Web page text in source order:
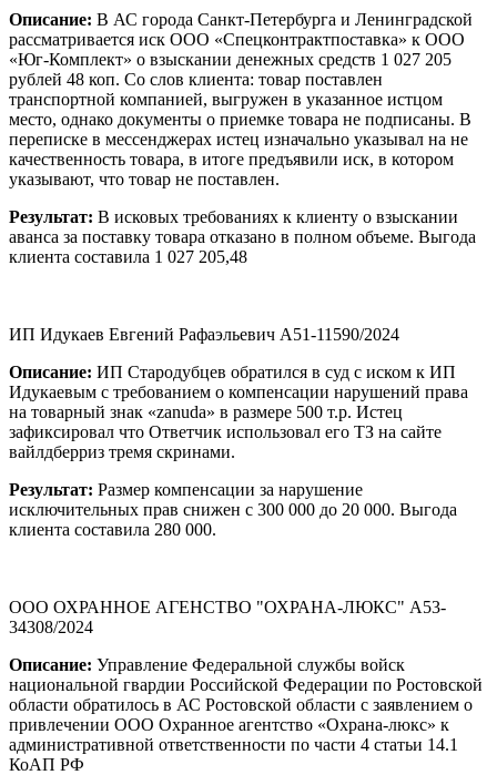
Описание: В АС города Санкт-Петербурга и Ленинградской
рассматривается иск ООО «Спецконтрактпоставка» к ООО
«Юг-Комплект» о взыскании денежных средств 1 027 205
рублей 48 коп. Со слов клиента: товар поставлен
транспортной компанией, выгружен в указанное истцом
место, однако документы о приемке товара не подписаны. В
переписке в мессенджерах истец изначально указывал на не
качественность товара, в итоге предъявили иск, в котором
указывают, что товар не поставлен.
Результат: В исковых требованиях к клиенту о взыскании
аванса за поставку товара отказано в полном объеме. Выгода
клиента составила 1 027 205,48
ИП Идукаев Евгений Рафаэльевич А51-11590/2024
Описание: ИП Стародубцев обратился в суд с иском к ИП
Идукаевым с требованием о компенсации нарушений права
на товарный знак «zanuda» в размере 500 т.р. Истец
зафиксировал что Ответчик использовал его ТЗ на сайте
вайлдберриз тремя скринами.
Результат: Размер компенсации за нарушение
исключительных прав снижен с 300 000 до 20 000. Выгода
клиента составила 280 000.
ООО ОХРАННОЕ АГЕНСТВО "ОХРАНА-ЛЮКС" А53-
34308/2024
Описание: Управление Федеральной службы войск
национальной гвардии Российской Федерации по Ростовской
области обратилось в АС Ростовской области с заявлением о
привлечении ООО Охранное агентство «Охрана-люкс» к
административной ответственности по части 4 статьи 14.1
КоАП РФ